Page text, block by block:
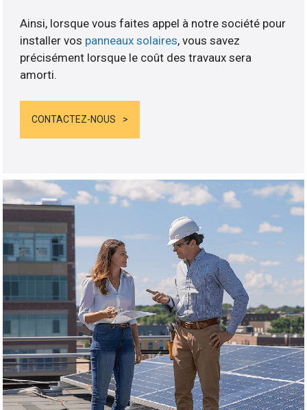
Ainsi, lorsque vous faites appel à notre société pour
installer vos panneaux solaires, vous savez
précisément lorsque le coût des travaux sera
amorti.
CONTACTEZ-NOUS